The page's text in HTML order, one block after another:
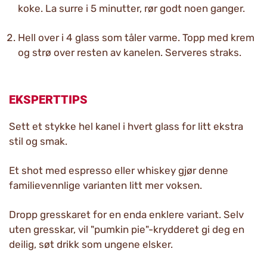
koke. La surre i 5 minutter, rør godt noen ganger.
Hell over i 4 glass som tåler varme. Topp med krem
og strø over resten av kanelen. Serveres straks.
EKSPERTTIPS
Sett et stykke hel kanel i hvert glass for litt ekstra
stil og smak.
Et shot med espresso eller whiskey gjør denne
familievennlige varianten litt mer voksen.
Dropp gresskaret for en enda enklere variant. Selv
uten gresskar, vil "pumkin pie"-krydderet gi deg en
deilig, søt drikk som ungene elsker.